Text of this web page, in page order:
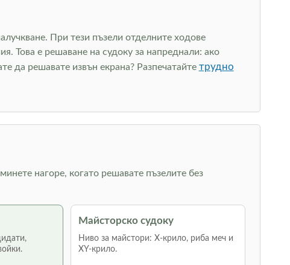
При тези пъзели отделните ходове
Това е решаване на судоку за напреднали: ако
да решавате извън екрана? Разпечатайте трудно
нагоре, когато решавате пъзелите без
Майсторско судоку
Ниво за майстори: Х-крило, риба меч и
XY-крило.